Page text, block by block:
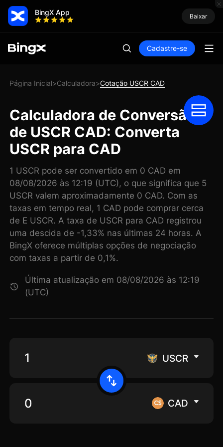
BingX App Baixar
Cadastre-se
Página Inicial>Calculadora>Cotação USCR CAD
Calculadora de Conversão
de USCR CAD: Converta
USCR para CAD
1 USCR pode ser convertido em 0 CAD em
08/08/2026 às 12:19 (UTC), o que significa que 5
USCR valem aproximadamente 0 CAD. Com as
taxas em tempo real, 1 CAD pode comprar cerca
de E USCR. A taxa de USCR para CAD registrou
uma descida de -1,33% nas últimas 24 horas. A
BingX oferece múltiplas opções de negociação
com taxas a partir de 0,1%.
Última atualização em 08/08/2026 às 12:19
(UTC)
USCR
CAD